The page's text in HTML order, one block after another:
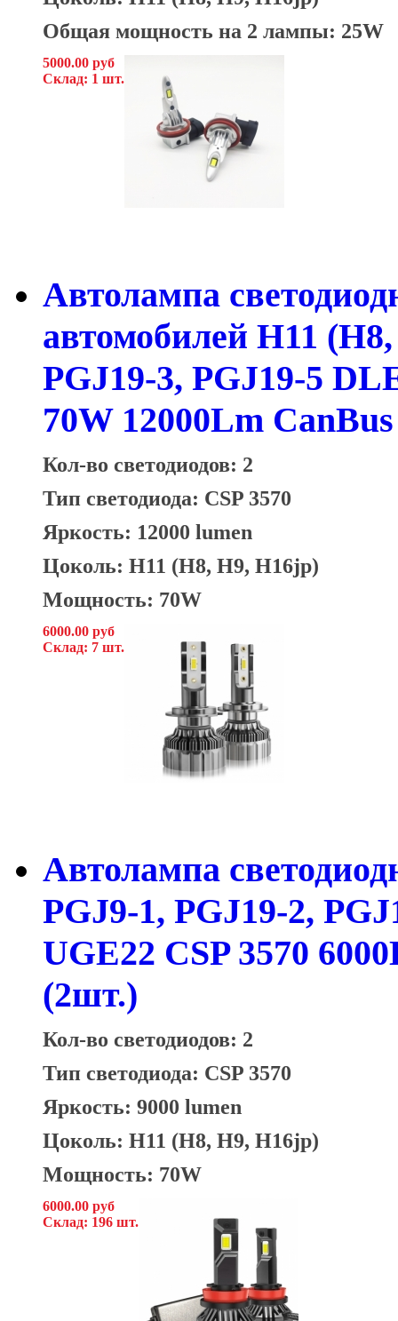
Общая мощность на 2 лампы: 25W
5000.00 руб
Склад: 1 шт.
Автолампа
автомобилей H11
PGJ19-3, PGJ19-5
70W 12000Lm
Кол-во светодиодов: 2
Тип светодиода: CSP 3570
Яркость: 12000 lumen
Цоколь: H11 (H8, H9, H16jp)
Мощность: 70W
6000.00 руб
Склад: 7 шт.
Автолампа
PGJ9-1, PGJ19-2,
UGE22 CSP 3570
(2шт.)
Кол-во светодиодов: 2
Тип светодиода: CSP 3570
Яркость: 9000 lumen
Цоколь: H11 (H8, H9, H16jp)
Мощность: 70W
6000.00 руб
Склад: 196 шт.